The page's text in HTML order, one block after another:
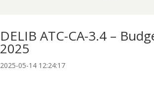
DELIB ATC-CA-3.4 –
2025
2025-05-14 12:24:17